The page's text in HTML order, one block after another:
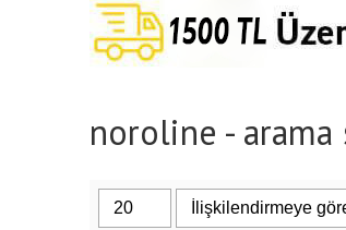
noroline - arama